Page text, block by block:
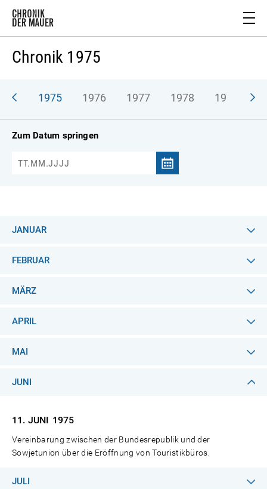
Chronik 1975
1975 1976 1977 1978 1979
Zum Datum springen
JANUAR
FEBRUAR
MÄRZ
APRIL
MAI
JUNI
11. JUNI 1975
Vereinbarung zwischen der Bundesrepublik und der
Sowjetunion über die Eröffnung von Touristikbüros.
JULI